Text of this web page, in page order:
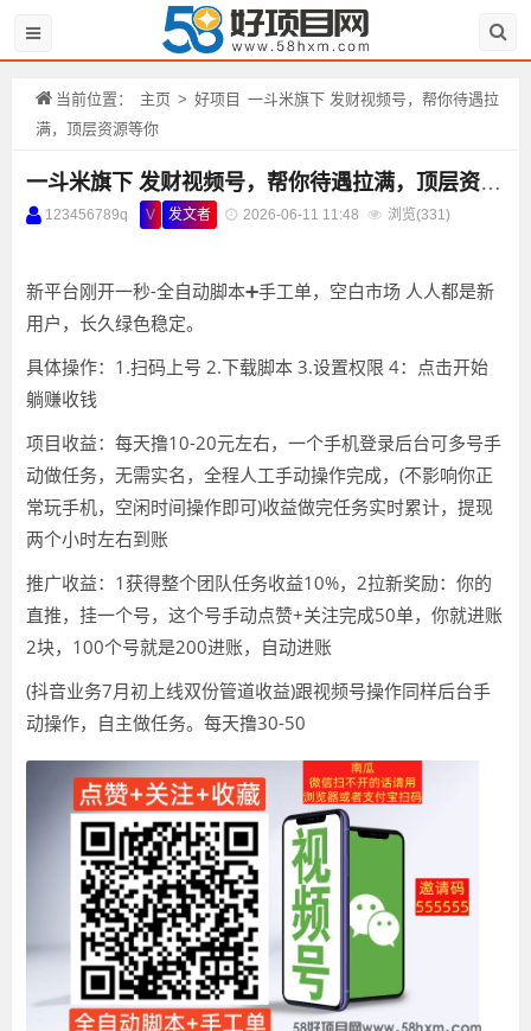
当前位置： 主页 > 好项目 一斗米旗下 发财视频号，帮你待遇拉
满，顶层资源等你
一斗米旗下 发财视频号，帮你待遇拉满，顶层资源等你
123456789q V 发文者 2026-06-11 11:48 浏览(331)
新平台刚开一秒-全自动脚本➕手工单，空白市场 人人都是新
用户，长久绿色稳定。
具体操作：1.扫码上号 2.下载脚本 3.设置权限 4：点击开始
躺赚收钱
项目收益：每天撸10-20元左右，一个手机登录后台可多号手
动做任务，无需实名，全程人工手动操作完成，(不影响你正
常玩手机，空闲时间操作即可)收益做完任务实时累计，提现
两个小时左右到账
推广收益：1获得整个团队任务收益10%，2拉新奖励：你的
直推，挂一个号，这个号手动点赞+关注完成50单，你就进账
2块，100个号就是200进账，自动进账
(抖音业务7月初上线双份管道收益)跟视频号操作同样后台手
动操作，自主做任务。每天撸30-50